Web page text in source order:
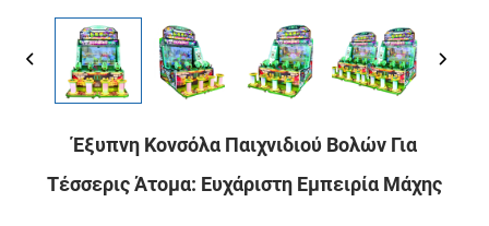
Έξυπνη Κονσόλα Παιχνιδιού Βολών Για
Τέσσερις Άτομα: Ευχάριστη Εμπειρία Μάχης